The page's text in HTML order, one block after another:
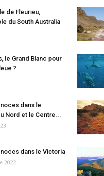
de Fleurieu,
du South Australia
le Grand Blanc pour
?
dans le
Nord et le Centre...
dans le Victoria
2022